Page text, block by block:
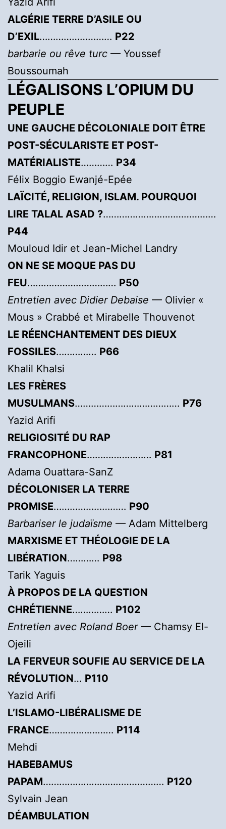
ALGÉRIE TERRE D’ASILE OU
D’EXIL……………………… P22
barbarie ou rêve turc — Youssef
Boussoumah
LÉGALISONS L’OPIUM DU
PEUPLE
UNE GAUCHE DÉCOLONIALE DOIT ÊTRE
POST-SÉCULARISTE ET POST-
MATÉRIALISTE………… P34
Félix Boggio Ewanjé-Epée
LAÏCITÉ, RELIGION, ISLAM. POURQUOI
LIRE TALAL ASAD ?……………………………………
P44
Mouloud Idir et Jean-Michel Landry
ON NE SE MOQUE PAS DU
FEU…………………………… P50
Entretien avec Didier Debaise — Olivier «
Mous » Crabbé et Mirabelle Thouvenot
LE RÉENCHANTEMENT DES DIEUX
FOSSILES…………… P66
Khalil Khalsi
LES FRÈRES
MUSULMANS………………………………… P76
Yazid Arifi
RELIGIOSITÉ DU RAP
FRANCOPHONE…………………… P81
Adama Ouattara-SanZ
DÉCOLONISER LA TERRE
PROMISE……………………… P90
Barbariser le judaïsme — Adam Mittelberg
MARXISME ET THÉOLOGIE DE LA
LIBÉRATION………… P98
Tarik Yaguis
À PROPOS DE LA QUESTION
CHRÉTIENNE…………… P102
Entretien avec Roland Boer— Chamsy El-
Ojeili
LA FERVEUR SOUFIE AU SERVICE DE LA
RÉVOLUTION… P110
Yazid Arifi
L’ISLAMO-LIBÉRALISME DE
FRANCE…………………… P114
Mehdi
HABEBAMUS
PAPAM……………………………………… P120
Sylvain Jean
DÉAMBULATION